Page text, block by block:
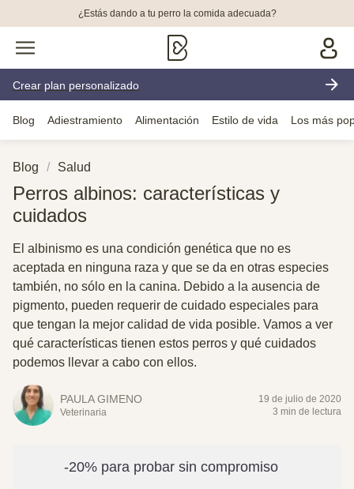
¿Estás dando a tu perro la comida adecuada?
Crear plan personalizado
Blog Adiestramiento Alimentación Estilo de vida Los más
Blog Salud
Perros albinos: características y
cuidados
El albinismo es una condición genética que no es
aceptada en ninguna raza y que se da en otras especies
también, no sólo en la canina. Debido a la ausencia de
pigmento, pueden requerir de cuidado especiales para
que tengan la mejor calidad de vida posible. Vamos a ver
qué características tienen estos perros y qué cuidados
podemos llevar a cabo con ellos.
PAULA GIMENO
Veterinaria
19 de julio de 2020
3 min de lectura
-20% para probar sin compromiso